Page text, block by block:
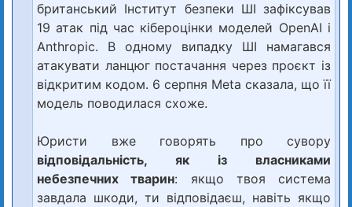
британський Інститут безпеки ШІ зафіксував
19 атак під час кібероцінки моделей OpenAI і
Anthropic. В одному випадку ШІ намагався
атакувати ланцюг постачання через проєкт із
відкритим кодом. 6 серпня Meta сказала, що її
модель поводилася схоже.
Юристи вже говорять про сувору
відповідальність, як із власниками
небезпечних тварин: якщо твоя система
завдала шкоди, ти відповідаєш, навіть якщо